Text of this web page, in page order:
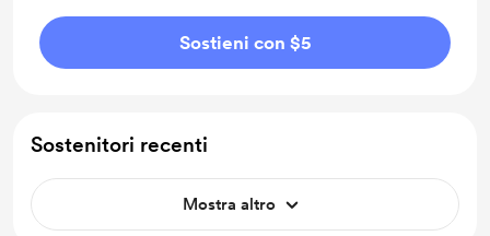
Sostieni con $5
Sostenitori recenti
Mostra altro